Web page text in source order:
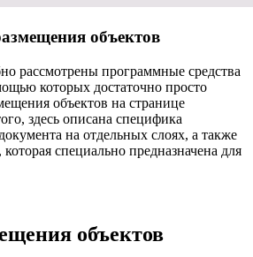
объектов
рассмотрены программные средства
которых достаточно просто
объектов на странице
здесь описана специфика
на отдельных слоях, а также
специально предназначена для
объектов